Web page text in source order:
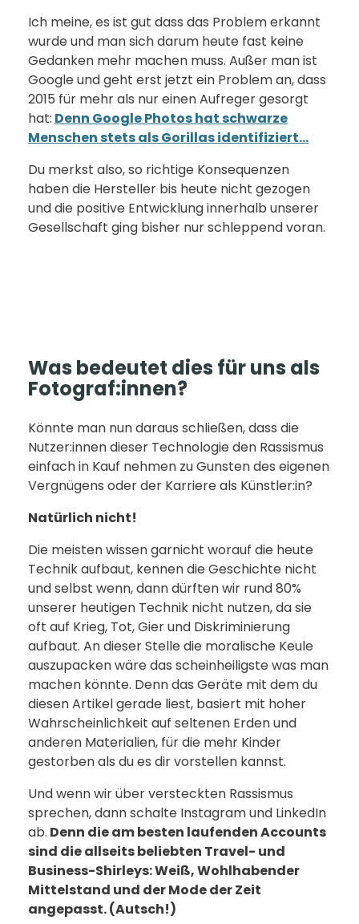
Ich meine, es ist gut dass das Problem erkannt
wurde und man sich darum heute fast keine
Gedanken mehr machen muss. Außer man ist
Google und geht erst jetzt ein Problem an, dass
2015 für mehr als nur einen Aufreger gesorgt
hat: Denn Google Photos hat schwarze
Menschen stets als Gorillas identifiziert…
Du merkst also, so richtige Konsequenzen
haben die Hersteller bis heute nicht gezogen
und die positive Entwicklung innerhalb unserer
Gesellschaft ging bisher nur schleppend voran.
Was bedeutet dies für uns als
Fotograf:innen?
Könnte man nun daraus schließen, dass die
Nutzer:innen dieser Technologie den Rassismus
einfach in Kauf nehmen zu Gunsten des eigenen
Vergnügens oder der Karriere als Künstler:in?
Natürlich nicht!
Die meisten wissen garnicht worauf die heute
Technik aufbaut, kennen die Geschichte nicht
und selbst wenn, dann dürften wir rund 80%
unserer heutigen Technik nicht nutzen, da sie
oft auf Krieg, Tot, Gier und Diskriminierung
aufbaut. An dieser Stelle die moralische Keule
auszupacken wäre das scheinheiligste was man
machen könnte. Denn das Geräte mit dem du
diesen Artikel gerade liest, basiert mit hoher
Wahrscheinlichkeit auf seltenen Erden und
anderen Materialien, für die mehr Kinder
gestorben als du es dir vorstellen kannst.
Und wenn wir über versteckten Rassismus
sprechen, dann schalte Instagram und LinkedIn
ab. Denn die am besten laufenden Accounts
sind die allseits beliebten Travel- und
Business-Shirleys: Weiß, Wohlhabender
Mittelstand und der Mode der Zeit
angepasst. (Autsch!)